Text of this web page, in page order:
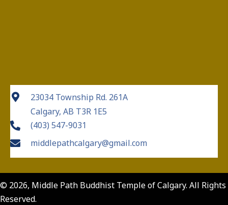
23034 Township Rd. 261A
Calgary, AB T3R 1E5
(403) 547-9031
middlepathcalgary@gmail.com
© 2026, Middle Path Buddhist Temple of Calgary. All Rights
Reserved.